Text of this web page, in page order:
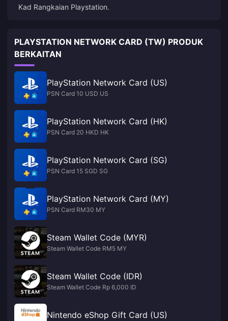
Kad Rangkaian Playstation.
PLAYSTATION NETWORK CARD (TW) PRODUK
BERKAITAN
PlayStation Network Card (US)
PSN Card 10 USD US
PlayStation Network Card (HK)
PSN Card 20 HKD HK
PlayStation Network Card (SG)
PSN Card 15 SGD SG
PlayStation Network Card (MY)
PSN Card RM30 MY
Steam Wallet Code (MYR)
Steam Wallet Code RM5 MY
Steam Wallet Code (IDR)
Steam Wallet Code Rp 6,000 ID
Nintendo eShop Gift Card (US)